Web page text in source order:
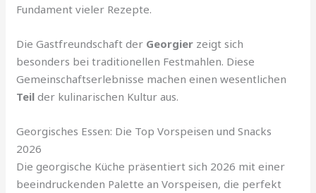
Fundament vieler Rezepte.
Die Gastfreundschaft der Georgier zeigt sich
besonders bei traditionellen Festmahlen. Diese
Gemeinschaftserlebnisse machen einen wesentlichen
Teil der kulinarischen Kultur aus.
Georgisches Essen: Die Top Vorspeisen und Snacks
2026
Die georgische Küche präsentiert sich 2026 mit einer
beeindruckenden Palette an Vorspeisen, die perfekt